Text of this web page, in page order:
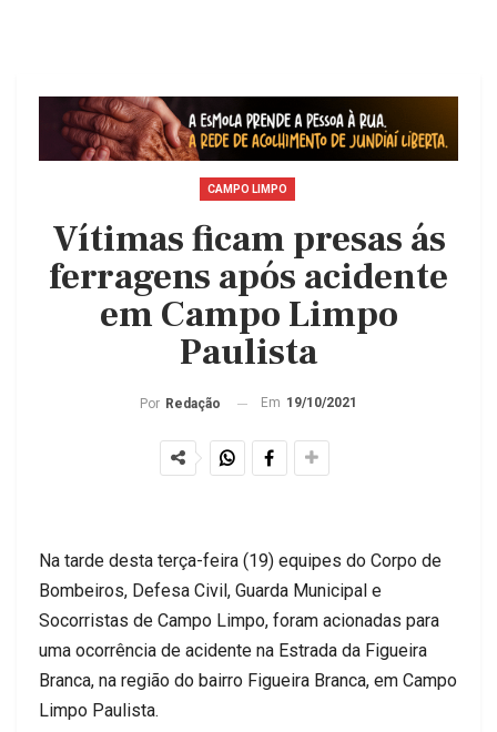
CAMPO LIMPO
Vítimas ficam presas ás
ferragens após acidente
em Campo Limpo
Paulista
Por Redação Em 19/10/2021
Na tarde desta terça-feira (19) equipes do Corpo de
Bombeiros, Defesa Civil, Guarda Municipal e
Socorristas de Campo Limpo, foram acionadas para
uma ocorrência de acidente na Estrada da Figueira
Branca, na região do bairro Figueira Branca, em Campo
Limpo Paulista.